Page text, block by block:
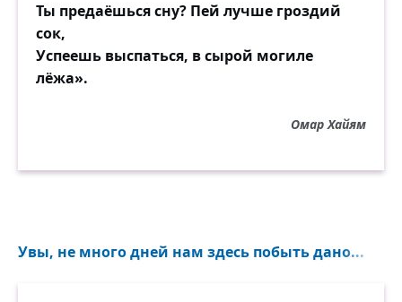
Ты предаёшься сну? Пей лучше гроздий
сок,
Успеешь выспаться, в сырой могиле
лёжа».
Омар Хайям
Увы, не много дней нам здесь побыть дано...